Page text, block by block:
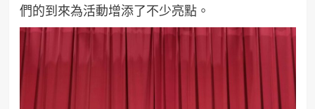
們的到來為活動增添了不少亮點。